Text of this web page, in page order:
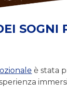
SOGNI
è stata